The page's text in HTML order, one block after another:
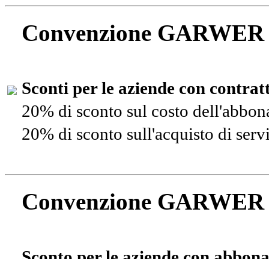
Convenzione
Sconti per le aziende con
20% di sconto sul costo
20% di sconto sull'acquisto di
Convenzione